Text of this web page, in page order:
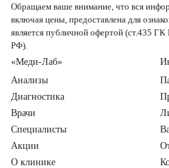
Обращаем ваше внимание, что вся
включая цены, предоставлена для
является публичной офертой (ст.435
РФ).
«Меди-Лаб»
Анализы
Диагностика
Врачи
Специалисты
Акции
О клинике